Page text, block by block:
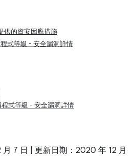
供的資安因應措施
式等級 - 安全漏洞詳情
式等級 - 安全漏洞詳情
7 日 | 更新日期：2020 年 12 月